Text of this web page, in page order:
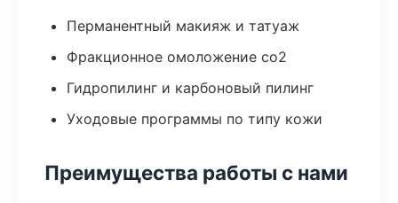
Перманентный макияж и татуаж
Фракционное омоложение co2
Гидропилинг и карбоновый пилинг
Уходовые программы по типу кожи
Преимущества работы с нами